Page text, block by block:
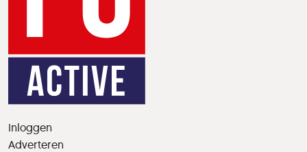
Inloggen
Adverteren